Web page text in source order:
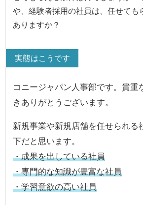
や、経験者採用の社員は、任せても
ありますか？
実態はこうです
コニージャパン人事部です。貴重
きありがとうございます。
新規事業や新規店舗を任せられる
下だと思います。
・成果を出している社員
・専門的な知識が豊富な社員
・学習意欲の高い社員